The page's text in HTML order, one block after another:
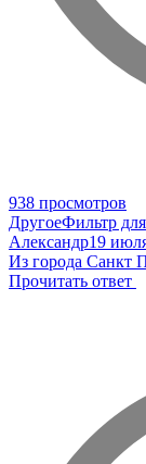
938 просмотров
ДругоеФильтр
Александр19
Из города Санкт
Прочитать ответ